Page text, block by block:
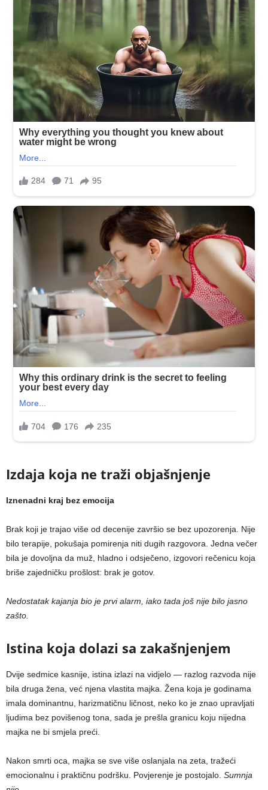
Izdaja koja ne traži objašnjenje
Iznenadni kraj bez emocija
Brak koji je trajao više od decenije završio se bez upozorenja. Nije
bilo terapije, pokušaja pomirenja niti dugih razgovora. Jedna večer
bila je dovoljna da muž, hladno i odsječeno, izgovori rečenicu koja
briše zajedničku prošlost: brak je gotov.
Nedostatak kajanja bio je prvi alarm, iako tada još nije bilo jasno
zašto.
Istina koja dolazi sa zakašnjenjem
Dvije sedmice kasnije, istina izlazi na vidjelo — razlog razvoda nije
bila druga žena, već njena vlastita majka. Žena koja je godinama
imala dominantnu, harizmatičnu ličnost, neko ko je znao upravljati
ljudima bez povišenog tona, sada je prešla granicu koju nijedna
majka ne bi smjela preći.
Nakon smrti oca, majka se sve više oslanjala na zeta, tražeći
emocionalnu i praktičnu podršku. Povjerenje je postojalo. Sumnja